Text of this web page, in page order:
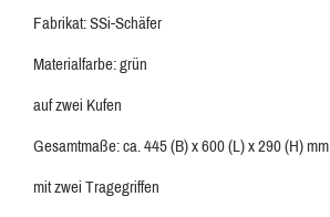
Fabrikat: SSi-Schäfer
Materialfarbe: grün
auf zwei Kufen
Gesamtmaße: ca. 445 (B) x 600 (L) x 290 (H) mm
mit zwei Tragegriffen